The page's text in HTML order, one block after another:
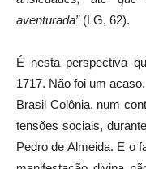
aventurada”(LG, 62).
É nesta perspectiva
1717. Não foi um
Brasil Colônia, num
tensões sociais,
Pedro de Almeida. E o